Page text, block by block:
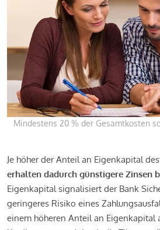
Mindestens 20 % der Gesamtkosten
Je höher der Anteil an Eigenkapital
erhalten dadurch günstigere Zinsen
Eigenkapital signalisiert der Bank
geringeres Risiko eines
einem höheren Anteil an Eigenkapital